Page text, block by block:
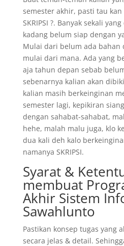
semester akhir, pasti tau
SKRIPSI ?. Banyak sekali
kadang belum siap dengan
Mulai dari belum ada bahan
mulai dari mana. Ada yang
aja tahun depan sebab
sebenarnya kalian akan
kalian masih berkeinginan
semester lagi, kepikiran
dengan sahabat-sahabat,
hehe, malah malu juga, klo
dua kali deh kalo
namanya SKRIPSI.
Syarat &
membuat
Akhir Sistem
Sawahlunto
Pastikan konsep tugas yang
secara jelas & detail.